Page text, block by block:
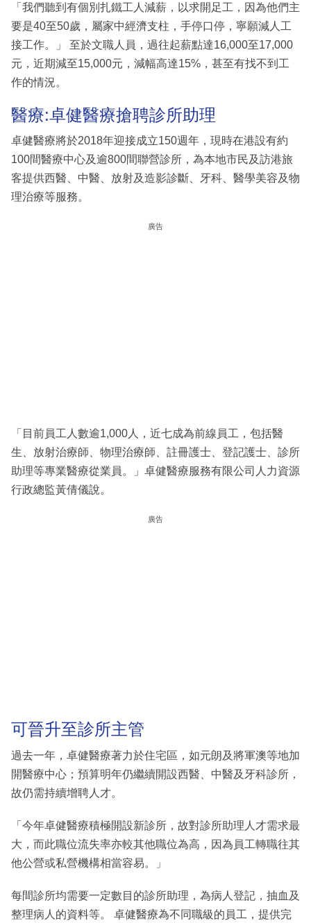
「我們聽到有個別扎鐵工人減薪，以求開足工，因為他們主
要是40至50歲，屬家中經濟支柱，手停口停，寧願減人工
接工作。」 至於文職人員，過往起薪點達16,000至17,000
元，近期減至15,000元，減幅高達15%，甚至有找不到工
作的情況。
醫療:卓健醫療搶聘診所助理
卓健醫療將於2018年迎接成立150週年，現時在港設有約
100間醫療中心及逾800間聯營診所，為本地市民及訪港旅
客提供西醫、中醫、放射及造影診斷、牙科、醫學美容及物
理治療等服務。
廣告
「目前員工人數逾1,000人，近七成為前線員工，包括醫
生、放射治療師、物理治療師、註冊護士、登記護士、診所
助理等專業醫療從業員。」卓健醫療服務有限公司人力資源
行政總監黃倩儀說。
廣告
可晉升至診所主管
過去一年，卓健醫療著力於住宅區，如元朗及將軍澳等地加
開醫療中心；預算明年仍繼續開設西醫、中醫及牙科診所，
故仍需持續增聘人才。
「今年卓健醫療積極開設新診所，故對診所助理人才需求最
大，而此職位流失率亦較其他職位為高，因為員工轉職往其
他公營或私營機構相當容易。」
每間診所均需要一定數目的診所助理，為病人登記，抽血及
整理病人的資料等。 卓健醫療為不同職級的員工，提供完